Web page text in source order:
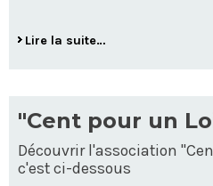
Lire la suite…
"Cent pour un
Découvrir l'association
c'est ci-dessous